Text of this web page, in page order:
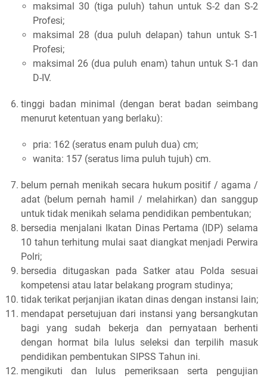
maksimal 30 (tiga puluh) tahun untuk S-2 dan S-2
Profesi;
maksimal 28 (dua puluh delapan) tahun untuk S-1
Profesi;
maksimal 26 (dua puluh enam) tahun untuk S-1 dan
D-IV.
tinggi badan minimal (dengan berat badan seimbang
menurut ketentuan yang berlaku):
pria: 162 (seratus enam puluh dua) cm;
wanita: 157 (seratus lima puluh tujuh) cm.
belum pernah menikah secara hukum positif / agama /
adat (belum pernah hamil / melahirkan) dan sanggup
untuk tidak menikah selama pendidikan pembentukan;
bersedia menjalani Ikatan Dinas Pertama (IDP) selama
10 tahun terhitung mulai saat diangkat menjadi Perwira
Polri;
bersedia ditugaskan pada Satker atau Polda sesuai
kompetensi atau latar belakang program studinya;
tidak terikat perjanjian ikatan dinas dengan instansi lain;
mendapat persetujuan dari instansi yang bersangkutan
bagi yang sudah bekerja dan pernyataan berhenti
dengan hormat bila lulus seleksi dan terpilih masuk
pendidikan pembentukan SIPSS Tahun ini.
mengikuti dan lulus pemeriksaan serta pengujian